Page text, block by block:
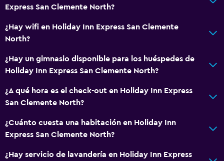
Comedor
Servicio de entrega de comida
La comida se puede entregar en el alojamiento
Microondas
Bar de tapas
Desayuno en la habitación
Tetera/cafetera
Nevera
Cafetera
Máquina expendedora (bebidas)
Express San Clemente North?
¿Hay wifi en Holiday Inn Express San Clemente
North?
¿Hay un gimnasio disponible para los huéspedes de
Holiday Inn Express San Clemente North?
¿A qué hora es el check-out en Holiday Inn Express
San Clemente North?
¿Cuánto cuesta una habitación en Holiday Inn
Express San Clemente North?
¿Hay servicio de lavandería en Holiday Inn Express